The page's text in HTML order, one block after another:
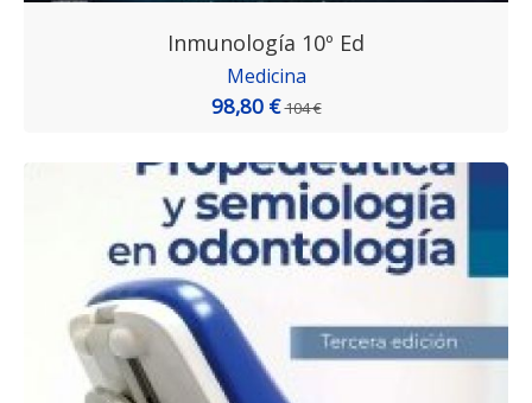
Inmunología 10º Ed
Medicina
98,80 €104 €